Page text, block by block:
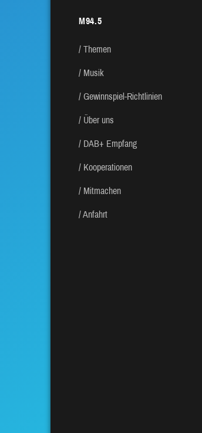
M94.5
Themen
Musik
Gewinnspiel-Richtlinien
Über uns
DAB+ Empfang
Kooperationen
Mitmachen
Anfahrt